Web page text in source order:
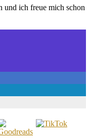
und ich freue mich schon